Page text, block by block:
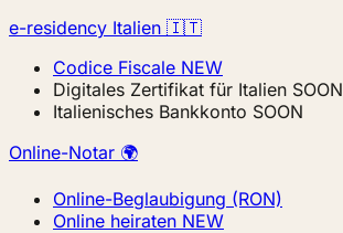
e-residency Italien 🇮🇹
Codice Fiscale NEW
Digitales Zertifikat für Italien SOON
Italienisches Bankkonto SOON
Online-Notar 🌍
Online-Beglaubigung (RON)
Online heiraten NEW